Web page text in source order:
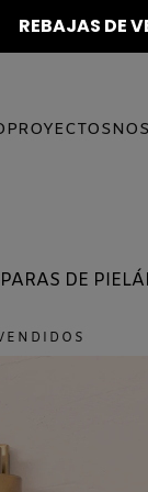
REBAJAS DE
PROYECTOS
DE PIE